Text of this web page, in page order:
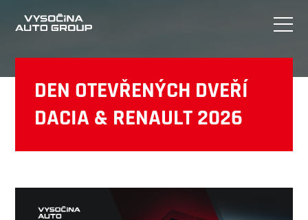
DEN OTEVŘENÝCH DVEŘÍ
DACIA & RENAULT 2026